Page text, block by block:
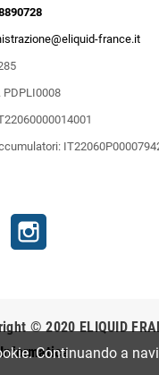
france.it
PDPLI0008
TikTok
© 2020ELIQUID
Continuando a